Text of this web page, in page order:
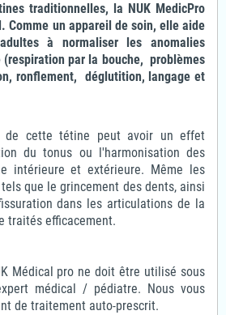
traditionnelles, la NUK MedicPro
Comme un appareil de soin, elle aide
à normaliser les anomalies
(respiration par la bouche, problèmes
ronflement, déglutition, langage et
de cette tétine peut avoir un effet
du tonus ou l'harmonisation des
intérieure et extérieure. Même les
que le grincement des dents, ainsi
dans les articulations de la
traités efficacement.
Médical pro ne doit être utilisé sous
médical / pédiatre. Nous vous
de traitement auto-prescrit.